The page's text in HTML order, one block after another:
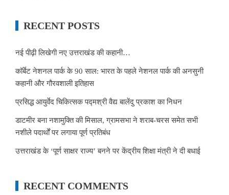
RECENT POSTS
नई पीढ़ी लिखेगी नए उत्तराखंड की कहानी…
कॉर्बेट नेशनल पार्क के 90 साल: भारत के पहले नेशनल पार्क की अनसुनी
कहानी और गौरवशाली इतिहास
प्रसिद्ध आयुर्वेद चिकित्सक पद्मश्री वैद्य बालेंदु प्रकाश का निधन
डाटमीर बना नशामुक्ति की मिसाल, ग्रामसभा ने शराब-चरस समेत सभी
नशीले पदार्थों पर लगाया पूर्ण प्रतिबंध
उत्तराखंड के ‘पूर्ण साक्षर राज्य’ बनने पर केंद्रीय शिक्षा मंत्री ने दी बधाई
RECENT COMMENTS